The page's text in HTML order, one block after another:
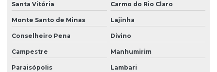
Santa Vitória Carmo do Rio Claro
Monte Santo de Minas Lajinha
Conselheiro Pena Divino
Campestre Manhumirim
Paraisópolis Lambari